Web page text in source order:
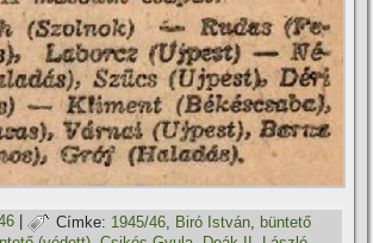
| Címke: 1945/46 Biró István ,büntető